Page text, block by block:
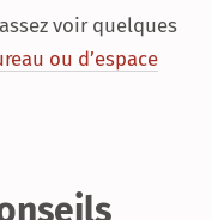
voir quelques
ou d’espace